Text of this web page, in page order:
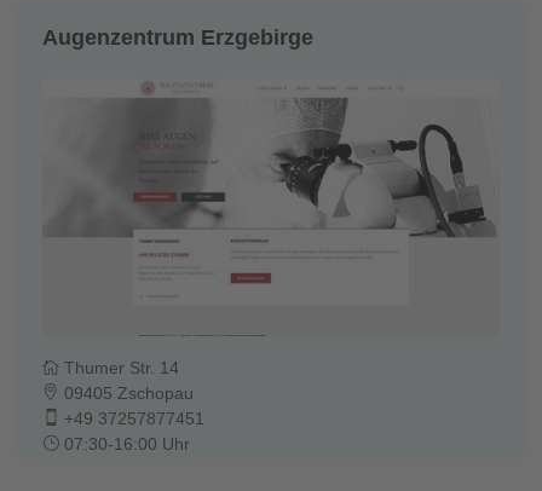
Augenzentrum Erzgebirge
Thumer Str. 14
09405 Zschopau
+49 37257877451
07:30-16:00 Uhr